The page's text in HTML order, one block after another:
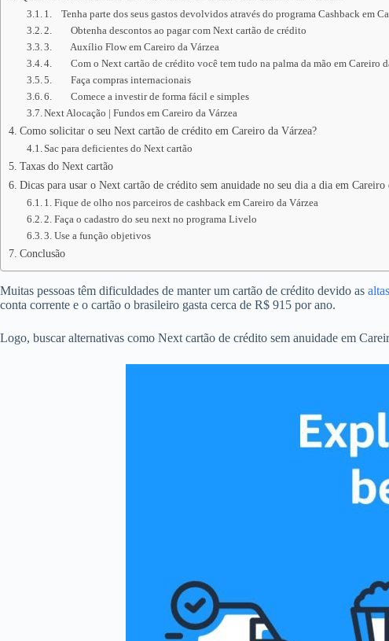
1. Tenha parte dos seus gastos devolvidos através do programa Cashback em
2. Obtenha descontos ao pagar com Next cartão de crédito
3. Auxílio Flow em Careiro da Várzea
4. Com o Next cartão de crédito você tem tudo na palma da mão em Careiro
5. Faça compras internacionais
6. Comece a investir de forma fácil e simples
Next Alocação | Fundos em Careiro da Várzea
Como solicitar o seu Next cartão de crédito em Careiro da Várzea?
Sac para deficientes do Next cartão
Taxas do Next cartão
Dicas para usar o Next cartão de crédito sem anuidade no seu dia a dia em Careiro
1. Fique de olho nos parceiros de cashback em Careiro da Várzea
2. Faça o cadastro do seu next no programa Livelo
3. Use a função objetivos
Conclusão
Muitas pessoas têm dificuldades de manter um cartão de crédito devido as
conta corrente e o cartão o brasileiro gasta cerca de R$ 915 por ano.
Logo, buscar alternativas como Next cartão de crédito sem anuidade em